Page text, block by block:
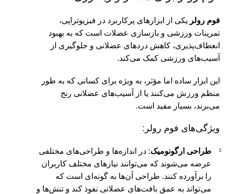
فوم رولر یکی از ابزارهای پرکاربرد در فیزیوتراپی،
تمرینات ورزشی و بازسازی عضلات است که به بهبود
انعطاف‌پذیری، کاهش دردهای عضلانی و جلوگیری از
آسیب‌های ورزشی کمک می‌کند.
این ابزار ساده اما مؤثر، به ویژه برای کسانی که به طور
منظم ورزش می‌کنند یا از آسیب‌های عضلانی رنج
می‌برند، بسیار مفید است.
ویژگی‌های فوم رولر:
طراحی ارگونومیک: در اندازه‌ها و طراحی‌های مختلفی
عرضه می‌شوند که می‌توانند نیازهای مختلف کاربران
را برآورده کنند. طراحی آن‌ها به گونه‌ای است که
می‌تواند به عمق بافت‌های عضلانی نفوذ کند و تنش‌ها و